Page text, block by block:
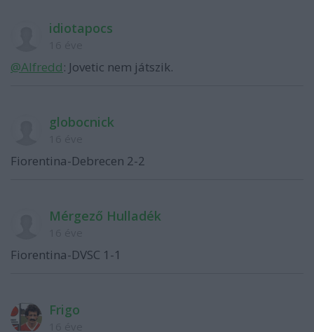
idiotapocs
@Alfredd: Jovetic nem játszik.
globocnick
Fiorentina-Debrecen 2-2
Mérgező Hulladék
Fiorentina-DVSC 1-1
Frigo